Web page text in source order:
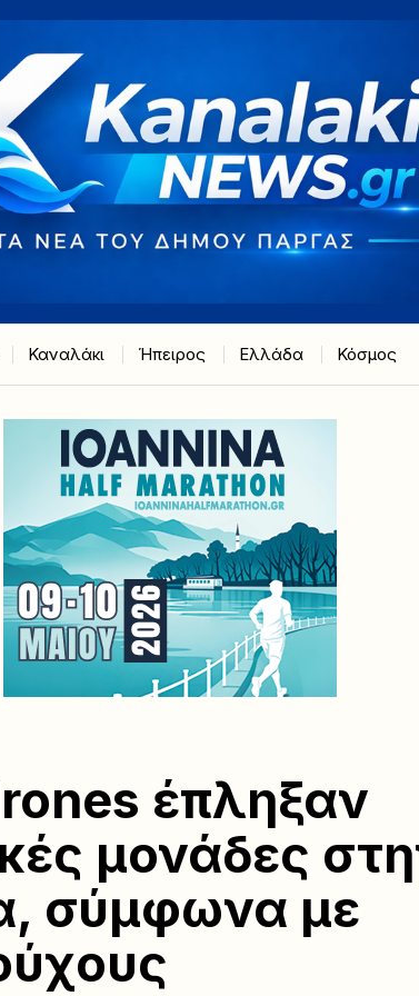
Καναλάκι Ήπειρος Ελλάδα Κόσμος
έπληξαν
μονάδες
σύμφωνα με